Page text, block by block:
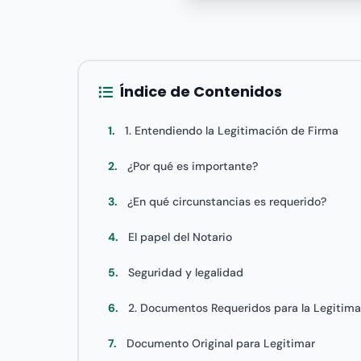
Índice de Contenidos
1. 1. Entendiendo la Legitimación de Firma
2. ¿Por qué es importante?
3. ¿En qué circunstancias es requerido?
4. El papel del Notario
5. Seguridad y legalidad
6. 2. Documentos Requeridos para la
7. Documento Original para Legitimar